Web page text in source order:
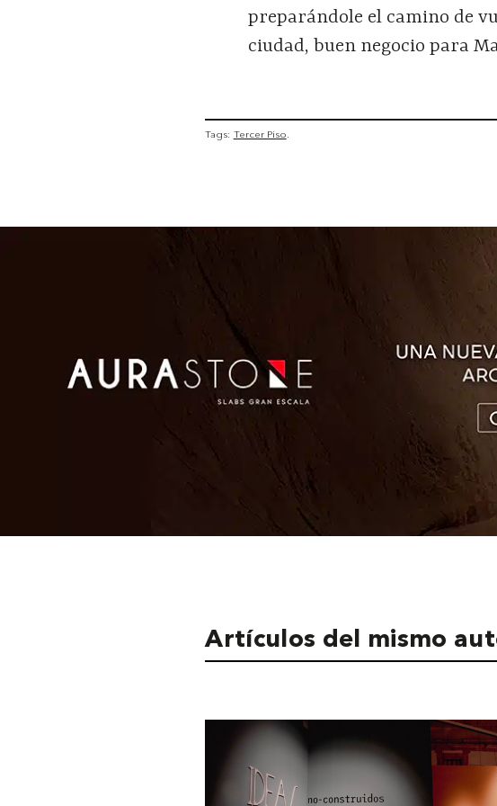
preparándole el camino de
ciudad, buen negocio para
Tags: Tercer Piso
Artículos del mismo